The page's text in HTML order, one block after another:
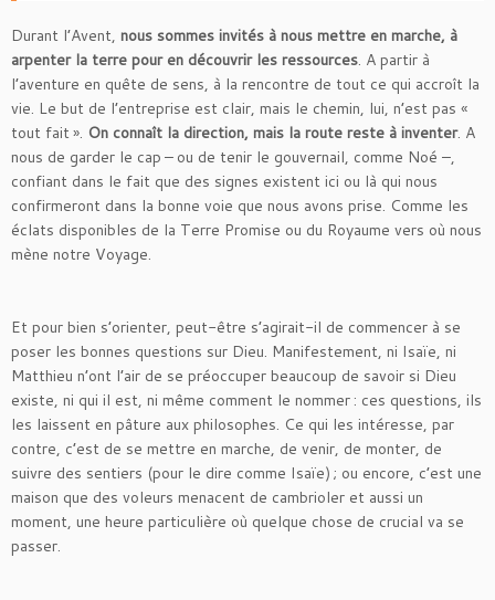
Durant l’Avent, nous sommes invités à nous mettre en marche, à
arpenter la terre pour en découvrir les ressources. A partir à
l’aventure en quête de sens, à la rencontre de tout ce qui accroît la
vie. Le but de l’entreprise est clair, mais le chemin, lui, n’est pas «
tout fait ». On connaît la direction, mais la route reste à inventer. A
nous de garder le cap – ou de tenir le gouvernail, comme Noé –,
confiant dans le fait que des signes existent ici ou là qui nous
confirmeront dans la bonne voie que nous avons prise. Comme les
éclats disponibles de la Terre Promise ou du Royaume vers où nous
mène notre Voyage.
Et pour bien s’orienter, peut-être s’agirait-il de commencer à se
poser les bonnes questions sur Dieu. Manifestement, ni Isaïe, ni
Matthieu n’ont l’air de se préoccuper beaucoup de savoir si Dieu
existe, ni qui il est, ni même comment le nommer : ces questions, ils
les laissent en pâture aux philosophes. Ce qui les intéresse, par
contre, c’est de se mettre en marche, de venir, de monter, de
suivre des sentiers (pour le dire comme Isaïe) ; ou encore, c’est une
maison que des voleurs menacent de cambrioler et aussi un
moment, une heure particulière où quelque chose de crucial va se
passer.